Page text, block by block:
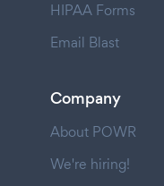
HIPAA Forms
Email Blast
Company
About POWR
We're hiring!